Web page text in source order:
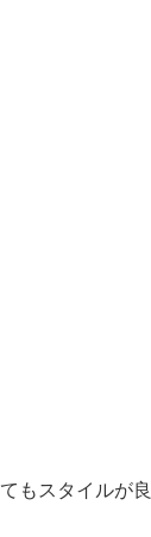
もスタイルが